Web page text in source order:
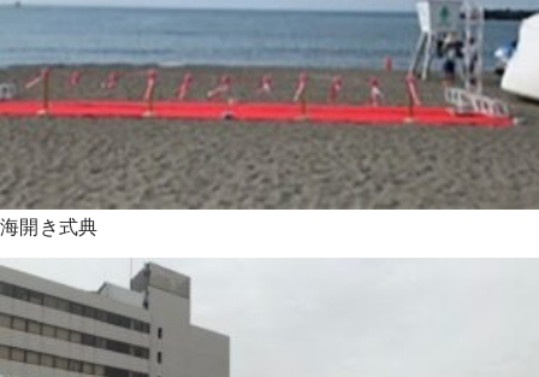
海開き式典